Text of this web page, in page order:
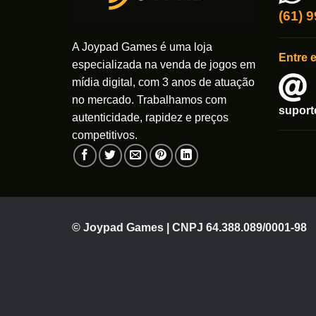
A Joypad Games é uma loja
especializada na venda de jogos em
mídia digital, com 3 anos de atuação
no mercado. Trabalhamos com
autenticidade, rapidez e preços
competitivos.
(61)
Entre
© Joypad Games | CNPJ 64.388.089/0001-98